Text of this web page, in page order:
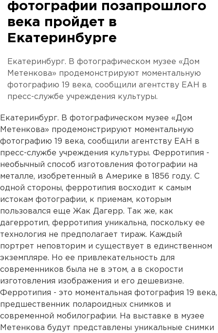
фотографии позапрошлого
века пройдет в
Екатеринбурге
Екатеринбург. В фотографическом музее «Дом
Метенкова» продемонстрируют моментальную
фотографию 19 века, сообщили агентству ЕАН в
пресс-службе учреждения культуры.
Екатеринбург. В фотографическом музее «Дом
Метенкова» продемонстрируют моментальную
фотографию 19 века, сообщили агентству ЕАН в
пресс-службе учреждения культуры. Ферротипия -
необычный способ изготовления фотографии на
металле, изобретенный в Америке в 1856 году. С
одной стороны, ферротипия восходит к самым
истокам фотографии, к приемам, которым
пользовался еще Жак Дагерр. Так же, как
дагерротип, ферротипия уникальна, поскольку ее
технология не предполагает тираж. Каждый
портрет неповторим и существует в единственном
экземпляре. Но ее привлекательность для
современников была не в этом, а в скорости
изготовления изображения и его дешевизне.
Ферротипия - это моментальная фотография 19 века,
предшественник полароидных снимков и
современной мобилографии. На выставке в музее
Метенкова будут представлены уникальные снимки